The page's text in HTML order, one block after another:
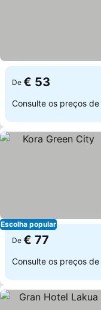
De € 53
Consulte os preços de
Escolha popular
De € 77
Consulte os preços de